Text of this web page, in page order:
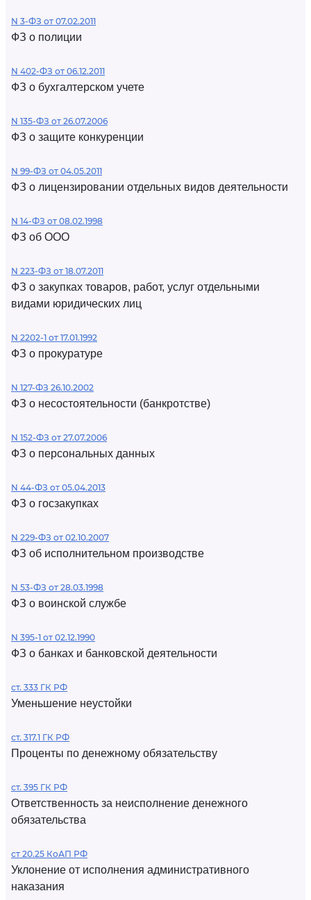
N 3-ФЗ от 07.02.2011
ФЗ о полиции
N 402-ФЗ от 06.12.2011
ФЗ о бухгалтерском учете
N 135-ФЗ от 26.07.2006
ФЗ о защите конкуренции
N 99-ФЗ от 04.05.2011
ФЗ о лицензировании отдельных видов деятельности
N 14-ФЗ от 08.02.1998
ФЗ об ООО
N 223-ФЗ от 18.07.2011
ФЗ о закупках товаров, работ, услуг отдельными
видами юридических лиц
N 2202-1 от 17.01.1992
ФЗ о прокуратуре
N 127-ФЗ 26.10.2002
ФЗ о несостоятельности (банкротстве)
N 152-ФЗ от 27.07.2006
ФЗ о персональных данных
N 44-ФЗ от 05.04.2013
ФЗ о госзакупках
N 229-ФЗ от 02.10.2007
ФЗ об исполнительном производстве
N 53-ФЗ от 28.03.1998
ФЗ о воинской службе
N 395-1 от 02.12.1990
ФЗ о банках и банковской деятельности
ст. 333 ГК РФ
Уменьшение неустойки
ст. 317.1 ГК РФ
Проценты по денежному обязательству
ст. 395 ГК РФ
Ответственность за неисполнение денежного
обязательства
ст 20.25 КоАП РФ
Уклонение от исполнения административного
наказания